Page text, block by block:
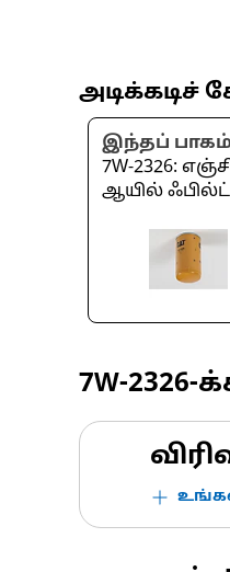
அடிக்கடிச்
இந்தப்
7W-2326:
ஆயில்
7W-2326-